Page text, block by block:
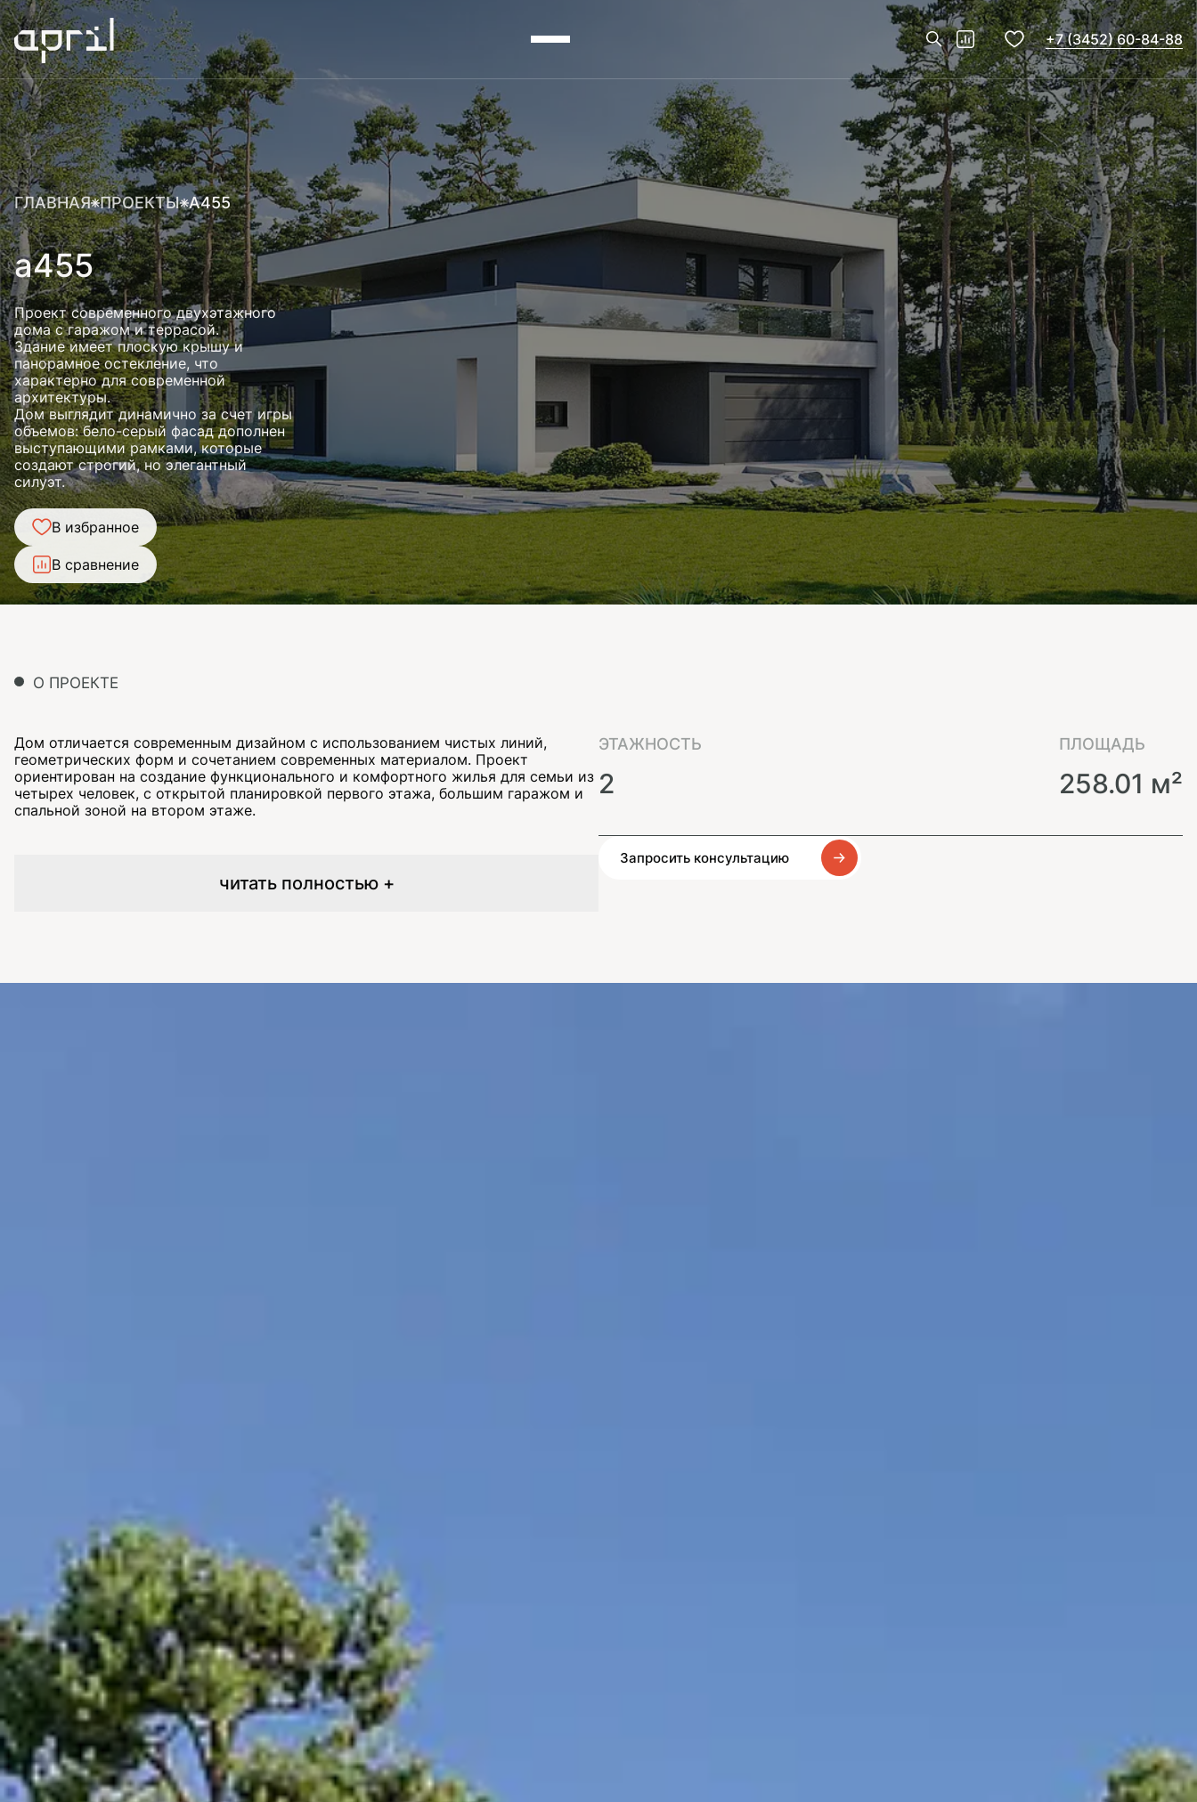
+7 (3452) 60-84-88
ГЛАВНАЯ ПРОЕКТЫ А455
а455
Проект современного двухэтажного
дома с гаражом и террасой.
Здание имеет плоскую крышу и
панорамное остекление, что
характерно для современной
архитектуры.
Дом выглядит динамично за счет игры
объемов: бело-серый фасад дополнен
выступающими рамками, которые
создают строгий, но элегантный
силуэт.
В избранное
В сравнение
О ПРОЕКТЕ
Дом отличается современным дизайном с использованием чистых линий,
геометрических форм и сочетанием современных материалом. Проект
ориентирован на создание функционального и комфортного жилья для семьи из
четырех человек, с открытой планировкой первого этажа, большим гаражом и
спальной зоной на втором этаже.
читать полностью +
ЭТАЖНОСТЬ
2
ПЛОЩАДЬ
258.01 м²
Запросить консультацию